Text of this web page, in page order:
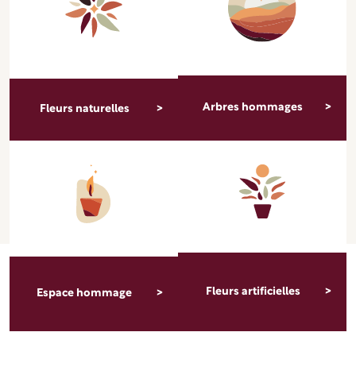
Fleurs naturelles Arbres hommages
Espace hommage Fleurs artificielles